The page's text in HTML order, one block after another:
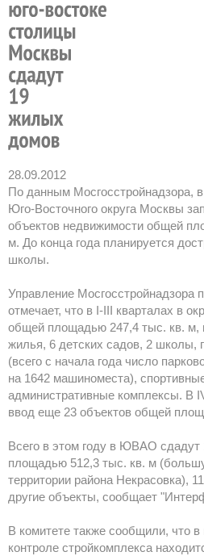
28.09.2012
По данным Мосгосстройнадзора, в
Юго-Восточного округа Москвы
объектов недвижимости общей
м. До конца года планируется
школы.
Управление Мосгосстройнадзора
отмечает, что в I-III кварталах в
общей площадью 247,4 тыс. кв. м,
жилья, 6 детских садов, 2 школы,
(всего с начала года число
на 1642 машиноместа),
административные комплексы. В
ввод еще 23 объектов общей
Всего в этом году в ЮВАО
площадью 512,3 тыс. кв. м
территории района Некрасовка),
другие объекты, сообщает
В комитете также сообщили, что
контроле стройкомплекса